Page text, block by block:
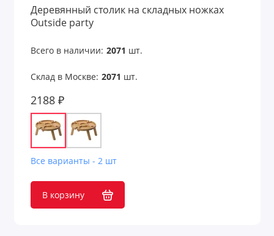
Наборы для приготовления печенья
Наборы для приготовления шоколада
Наборы для чая
Наборы для шампанского
Наборы стаканов и камни для виски
Наборы столовых приборов
Деревянный столик на складных ножках
Outside party
Всего в наличии: 2071 шт.
Склад в Москве: 2071 шт.
2188 ₽
Все варианты - 2 шт
В корзину